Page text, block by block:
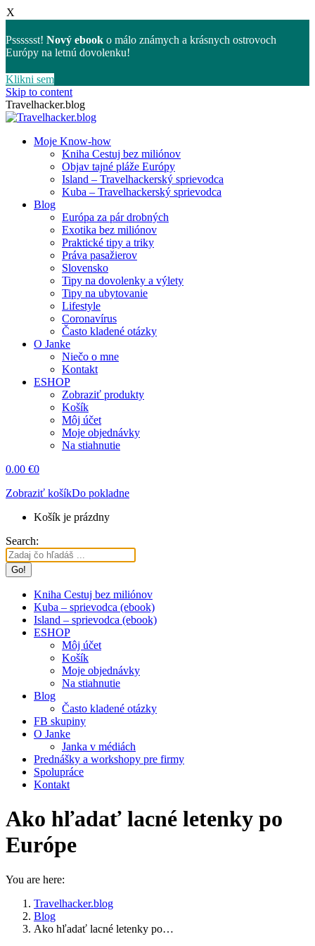
X
Psssssst! Nový ebook o málo známych a krásnych ostrovoch
Európy na letnú dovolenku!
Klikni sem
Skip to content
Travelhacker.blog
Moje Know-how
Kniha Cestuj bez miliónov
Objav tajné pláže Európy
Island – Travelhackerský sprievodca
Kuba – Travelhackerský sprievodca
Blog
Európa za pár drobných
Exotika bez miliónov
Praktické tipy a triky
Práva pasažierov
Slovensko
Tipy na dovolenky a výlety
Tipy na ubytovanie
Lifestyle
Coronavírus
Často kladené otázky
O Janke
Niečo o mne
Kontakt
ESHOP
Zobraziť produkty
Košík
Môj účet
Moje objednávky
Na stiahnutie
0.00 €0
Zobraziť košíkDo pokladne
Košík je prázdny
Search:
Kniha Cestuj bez miliónov
Kuba – sprievodca (ebook)
Island – sprievodca (ebook)
ESHOP
Môj účet
Košík
Moje objednávky
Na stiahnutie
Blog
Často kladené otázky
FB skupiny
O Janke
Janka v médiách
Prednášky a workshopy pre firmy
Spolupráce
Kontakt
Ako hľadať lacné letenky po
Európe
You are here:
Travelhacker.blog
Blog
Ako hľadať lacné letenky po…